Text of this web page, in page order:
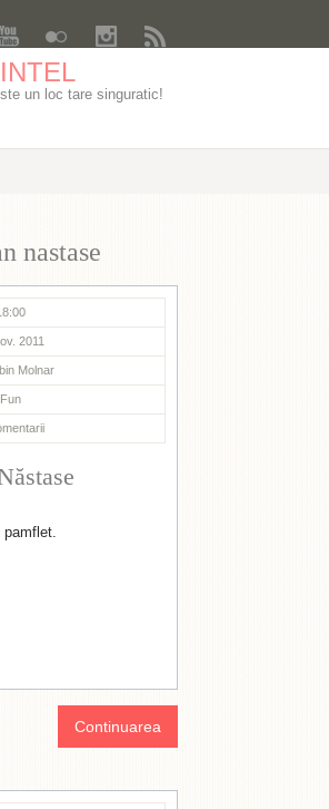
un loc tare singuratic!
nastase
2011
Molnar
Fun
Continuarea